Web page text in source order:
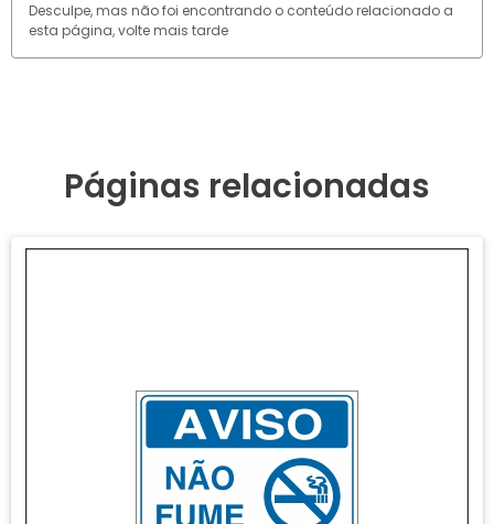
Desculpe, mas não foi encontrando o conteúdo relacionado a
esta página, volte mais tarde
Páginas relacionadas